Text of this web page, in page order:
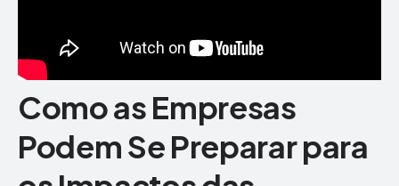
Como as Empresas
Podem Se Preparar para